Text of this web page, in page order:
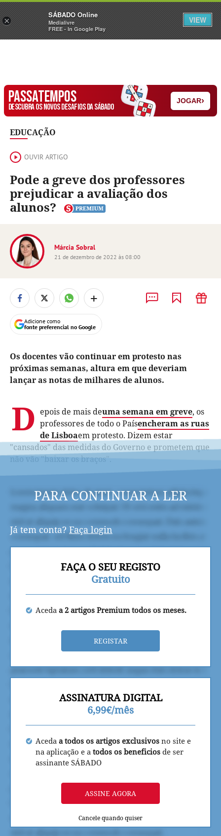
Sábado Assine Iniciar Sessão
PASSATEMPOS
DESCUBRA OS NOVOS DESAFIOS DA SÁBADO
JOGAR›
EDUCAÇÃO
OUVIR ARTIGO
Pode a greve dos professores
prejudicar a avaliação dos
alunos?
Márcia Sobral
21 de dezembro de 2022 às 08:00
+
Adicione como
fonte preferencial no Google
Os docentes vão continuar em protesto nas
próximas semanas, altura em que deveriam
lançar as notas de milhares de alunos.
D epois de mais deuma semana em greve, os
professores de todo o Paísencheram as ruas
de Lisboaem protesto. Dizem estar
"cansados" das medidas do Governo e prometem que
não vão "baixar os braços".
PARA CONTINUAR A LER
Já tem conta? Faça login
FAÇA O SEU REGISTO
Gratuito
Aceda a 2 artigos Premium todos os meses.
REGISTAR
ASSINATURA DIGITAL
6,99€/mês
Aceda a todos os artigos exclusivos no site e
na aplicação e a todos os beneficios de ser
assinante SÁBADO
ASSINE AGORA
Cancele quando quiser
×
SÁBADO Online
Medialivre
FREE - In Google Play
VIEW